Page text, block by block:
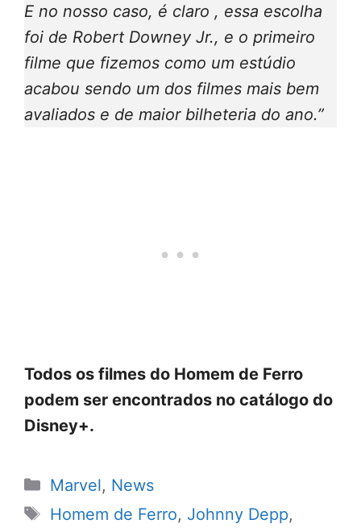
E no nosso caso, é claro , essa escolha
foi de Robert Downey Jr., e o primeiro
filme que fizemos como um estúdio
acabou sendo um dos filmes mais bem
avaliados e de maior bilheteria do ano.”
Todos os filmes do Homem de Ferro
podem ser encontrados no catálogo do
Disney+.
Categorias
Marvel, News
Tags
Homem de Ferro, Johnny Depp,